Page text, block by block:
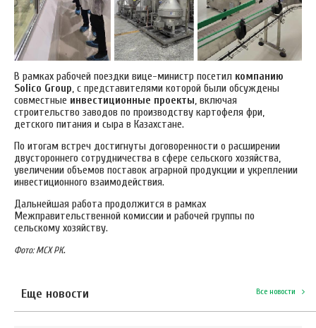
В рамках рабочей поездки вице-министр посетил компанию
Solico Group, с представителями которой были обсуждены
совместные инвестиционные проекты, включая
строительство заводов по производству картофеля фри,
детского питания и сыра в Казахстане.
По итогам встреч достигнуты договоренности о расширении
двустороннего сотрудничества в сфере сельского хозяйства,
увеличении объемов поставок аграрной продукции и укреплении
инвестиционного взаимодействия.
Дальнейшая работа продолжится в рамках
Межправительственной комиссии и рабочей группы по
сельскому хозяйству.
Фото: МСХ РК.
Еще новости Все новости